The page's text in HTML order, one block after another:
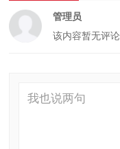
管理员
该内容暂无评论